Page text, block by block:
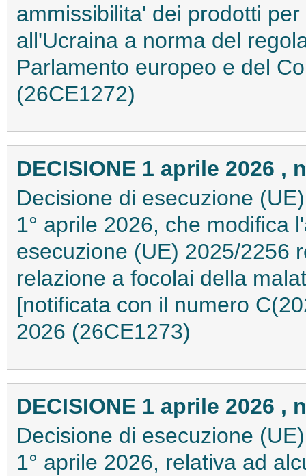
ammissibilita' dei prodotti
all'Ucraina a norma del
Parlamento europeo e del
(26CE1272)
DECISIONE 1 aprile 2026 ,
Decisione di esecuzione
1° aprile 2026, che modifica
esecuzione (UE) 2025/2256
relazione a focolai della
[notificata con il numero
2026 (26CE1273)
DECISIONE 1 aprile 2026 ,
Decisione di esecuzione
1° aprile 2026, relativa ad